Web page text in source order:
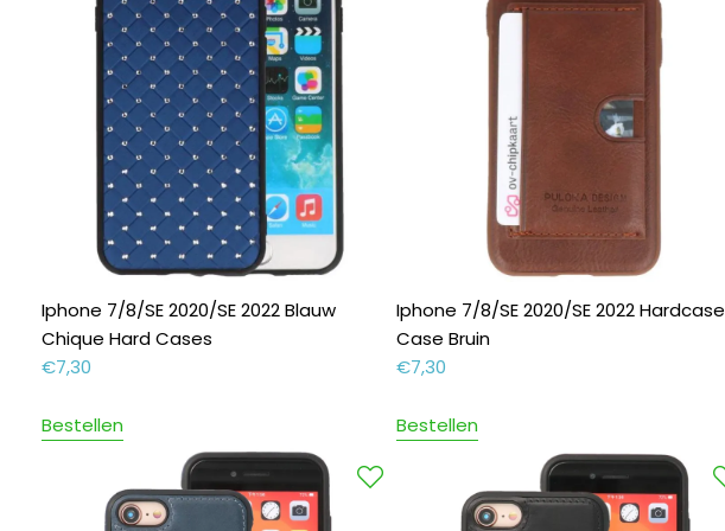
Iphone 7/8/SE 2020/SE 2022 Blauw
Chique Hard Cases
€7,30
Bestellen
Iphone 7/8/SE 2020/SE 2022 Hardcase
Case Bruin
€7,30
Bestellen